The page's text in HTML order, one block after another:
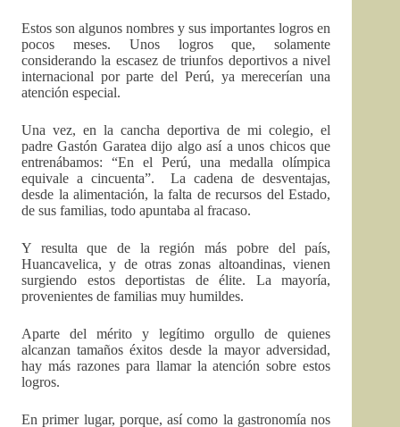
Estos son algunos nombres y sus importantes logros en
pocos meses. Unos logros que, solamente
considerando la escasez de triunfos deportivos a nivel
internacional por parte del Perú, ya merecerían una
atención especial.
Una vez, en la cancha deportiva de mi colegio, el
padre Gastón Garatea dijo algo así a unos chicos que
entrenábamos: “En el Perú, una medalla olímpica
equivale a cincuenta”. La cadena de desventajas,
desde la alimentación, la falta de recursos del Estado,
de sus familias, todo apuntaba al fracaso.
Y resulta que de la región más pobre del país,
Huancavelica, y de otras zonas altoandinas, vienen
surgiendo estos deportistas de élite. La mayoría,
provenientes de familias muy humildes.
Aparte del mérito y legítimo orgullo de quienes
alcanzan tamaños éxitos desde la mayor adversidad,
hay más razones para llamar la atención sobre estos
logros.
En primer lugar, porque, así como la gastronomía nos